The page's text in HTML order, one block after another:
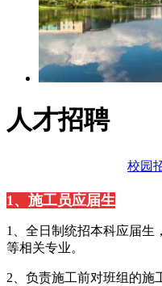
人才招聘
校园
1、施工员应届生
1、全日制统招本科应届生
等相关专业。
2、负责施工前对班组的施